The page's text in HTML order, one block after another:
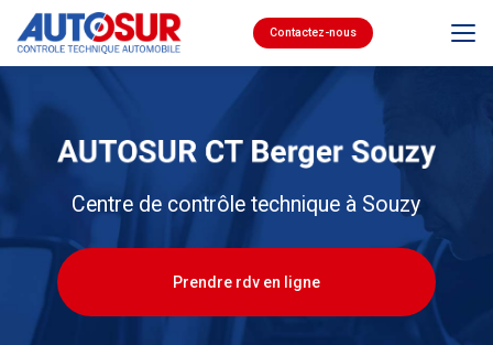
contenu
Contactez-nous
Centre de contrôle technique à Souzy
Prendre rdv en ligne